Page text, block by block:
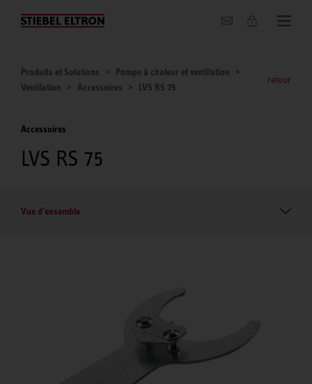
Entreprise
Produits et Solutions
Pompe à chaleur et ventilation
Ventilation
Accessoires LVS RS 75
retour
Accessoires
LVS RS 75
Vue d'ensemble